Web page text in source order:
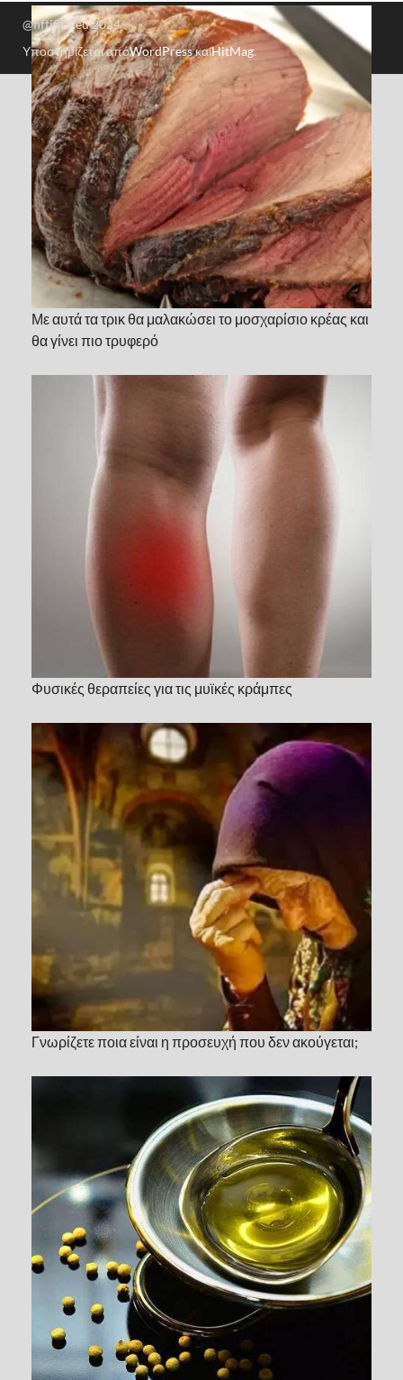
Με αυτά τα τρικ θα μαλακώσει το μοσχαρίσιο κρέας και
θα γίνει πιο τρυφερό
Φυσικές θεραπείες για τις μυϊκές κράμπες
Γνωρίζετε ποια είναι η προσευχή που δεν ακούγεται;
@fiftififti.eu 2024
Υποστηρίζεται απόWordPressκαιHitMag.